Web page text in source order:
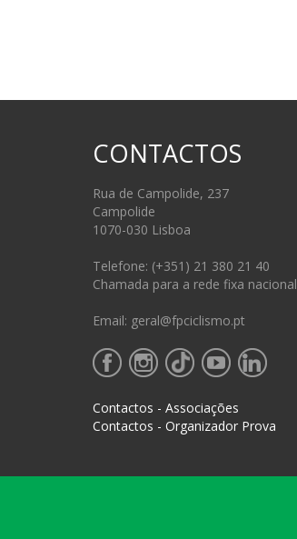
CONTACTOS
Rua de Campolide, 237
Campolide
1070-030 Lisboa
Telefone: (+351) 21 380 21 40
Chamada para a rede fixa nacional
Email: geral@fpciclismo.pt
Contactos - Associações
Contactos - Organizador Prova